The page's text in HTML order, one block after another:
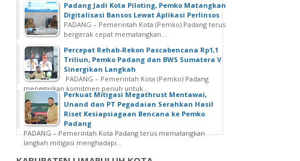
Padang Jadi Kota Piloting, Pemko Matangkan
Digitalisasi Bansos Lewat Aplikasi Perlinsos
PADANG – Pemerintah Kota (Pemko) Padang terus
bergerak cepat mematangkan...
Percepat Rehab-Rekon Pascabencana Rp1,1
Triliun, Pemko Padang dan BWS Sumatera V
Sinergikan Langkah
PADANG – Pemerintah Kota (Pemko) Padang
menegaskan komitmen penuh untuk...
Perkuat Mitigasi Megathrust Mentawai,
Unand dan PT Pegadaian Serahkan Hasil
Riset Kesiapsiagaan Bencana ke Pemko
Padang
PADANG – Pemerintah Kota Padang terus mematangkan
langkah mitigasi menghadapi...